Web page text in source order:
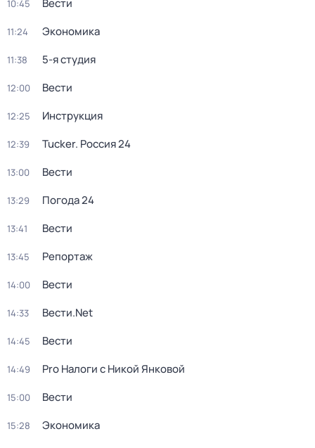
10:45 Вести
11:24 Экономика
11:38 5-я студия
12:00 Вести
12:25 Инструкция
12:39 Tucker. Россия 24
13:00 Вести
13:29 Погода 24
13:41 Вести
13:45 Репортаж
14:00 Вести
14:33 Вести.Net
14:45 Вести
14:49 Pro Налоги с Никой Янковой
15:00 Вести
15:28 Экономика